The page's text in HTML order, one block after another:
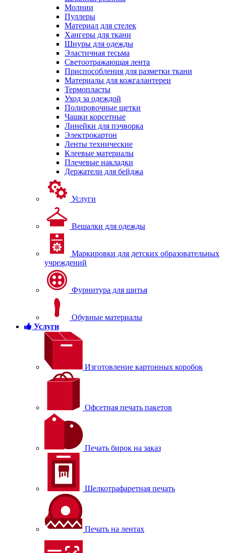
Молнии
Пуллеры
Материал для стелек
Хангеры для ткани
Шнуры для одежды
Эластичная тесьма
Светоотражающая лента
Приспособления для разметки ткани
Материалы для кожгалантереи
Термопласты
Уход за одеждой
Полировочные щетки
Чашки корсетные
Линейки для пэчворка
Электрокартон
Ленты технические
Клеевые материалы
Плечевые накладки
Держатели для бейджа
Услуги
Вешалки для одежды
Маркировки для детских образовательных
учреждений
Фурнитура для шитья
Обувные материалы
Услуги
Изготовление картонных коробок
Офсетная печать пакетов
Печать бирок на заказ
Шелкотрафаретная печать
Печать на лентах